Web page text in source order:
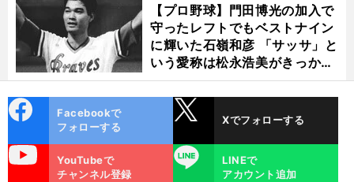
【プロ野球】門田博光の加入で
守ったレフトでもベストナイン
に輝いた石嶺和彦 「サッサ」と
いう愛称は松永浩美がきっか
け？
ok
Facebookで
フォローする
Xでフォローする
YouTubeで
チャンネル登録
LINE
LINEで
アカウント追加